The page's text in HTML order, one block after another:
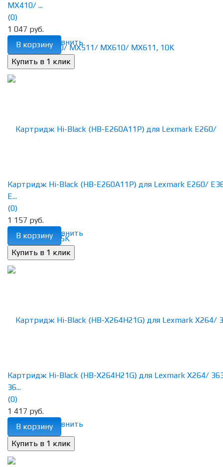
избранное сравнить
MX410/ ...
(0)
1 047 руб.
В корзину
избранное сравнить
Картридж Hi-Black (HB-E260A11P) для Lexmark E260/
E...
(0)
1 157 руб.
В корзину
избранное сравнить
Картридж Hi-Black (HB-X264H21G) для Lexmark X264/
36...
(0)
1 417 руб.
В корзину